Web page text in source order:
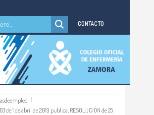
CONTACTO
de 1 de abril de 2019 publica, RESOLUCIÓN de 25